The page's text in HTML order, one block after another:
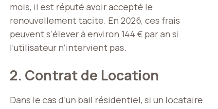
mois, il est réputé avoir accepté le
renouvellement tacite. En 2026, ces frais
peuvent s’élever à environ 144 € par an si
l’utilisateur n’intervient pas.
2. Contrat de Location
Dans le cas d’un bail résidentiel, si un locataire